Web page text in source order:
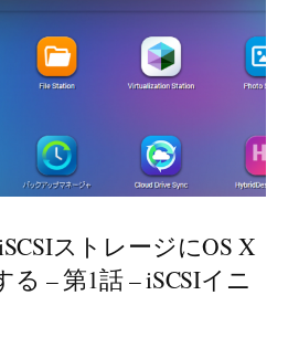
ストレージにOS X
– 第1話 – iSCSIイニ